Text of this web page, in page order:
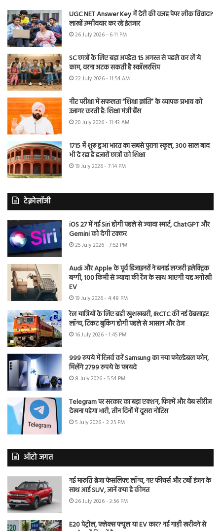
UGC NET Answer Key में देरी की वजह पेपर लीक विवाद?
लाखों उम्मीदवार कर रहे इंतजार
26 July 2026 - 6:11 PM
SC छात्रों के लिए बड़ा अपडेट! 15 अगस्त से पहले कर लें ये
काम, वरना अटक सकती है स्कॉलरशिप
22 July 2026 - 11:54 AM
नीट परीक्षा में सफलता “शिक्षा क्रांति” के व्यापक प्रभाव को
उजागर करती है: शिक्षा मंत्री बैंस
20 July 2026 - 11:43 AM
1715 में शुरू हुआ भारत का सबसे पुराना स्कूल, 300 साल बाद
भी दे रहा है हजारों छात्रों को शिक्षा
19 July 2026 - 7:14 PM
टेक्नोलॉजी
iOS 27 में नई Siri होगी पहले से ज्यादा स्मार्ट, ChatGPT और
Gemini को देगी टक्कर
25 July 2026 - 7:52 PM
Audi और Apple के पूर्व डिजाइनरों ने बनाई लग्जरी इलेक्ट्रिक
बग्गी, 100 किमी से ज्यादा की रेंज के साथ आएगी यह अनोखी
EV
19 July 2026 - 4:48 PM
रेल यात्रियों के लिए बड़ी खुशखबरी, IRCTC की नई वेबसाइट
लॉन्च, टिकट बुकिंग होगी पहले से आसान और तेज
16 July 2026 - 1:45 PM
999 रुपये में रिजर्व करें Samsung का नया फोल्डेबल फोन,
मिलेंगे 2799 रुपये के फायदे
8 July 2026 - 5:54 PM
Telegram पर सरकार का बड़ा एक्शन, फिल्में और वेब सीरीज
देखना पड़ेगा भारी, तीन दिनों में दूसरा नोटिस
5 July 2026 - 2:25 PM
ऑटो जगत
नई मारुति ब्रेजा फेसलिफ्ट लॉन्च, नए फीचर्स और टर्बो इंजन के
साथ आई SUV, जानें क्या है कीमत
26 July 2026 - 3:56 PM
E20 पेट्रोल, फ्लेक्स फ्यूल या EV कार? नई गाड़ी खरीदने से